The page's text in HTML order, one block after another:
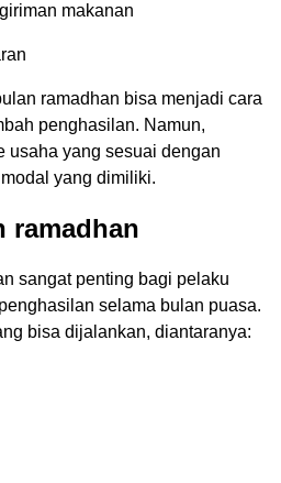
makanan
ramadhan bisa menjadi cara
penghasilan. Namun,
usaha yang sesuai dengan
yang dimiliki.
ramadhan
sangat penting bagi pelaku
selama bulan puasa.
bisa dijalankan, diantaranya: